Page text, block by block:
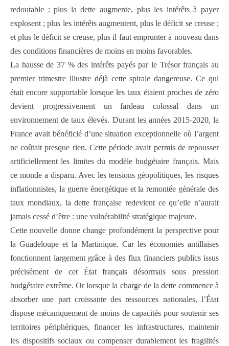
redoutable : plus la dette augmente, plus les intérêts à payer
explosent ; plus les intérêts augmentent, plus le déficit se creuse ;
et plus le déficit se creuse, plus il faut emprunter à nouveau dans
des conditions financières de moins en moins favorables.
La hausse de 37 % des intérêts payés par le Trésor français au
premier trimestre illustre déjà cette spirale dangereuse. Ce qui
était encore supportable lorsque les taux étaient proches de zéro
devient progressivement un fardeau colossal dans un
environnement de taux élevés. Durant les années 2015-2020, la
France avait bénéficié d’une situation exceptionnelle où l’argent
ne coûtait presque rien. Cette période avait permis de repousser
artificiellement les limites du modèle budgétaire français. Mais
ce monde a disparu. Avec les tensions géopolitiques, les risques
inflationnistes, la guerre énergétique et la remontée générale des
taux mondiaux, la dette française redevient ce qu’elle n’aurait
jamais cessé d’être : une vulnérabilité stratégique majeure.
Cette nouvelle donne change profondément la perspective pour
la Guadeloupe et la Martinique. Car les économies antillaises
fonctionnent largement grâce à des flux financiers publics issus
précisément de cet État français désormais sous pression
budgétaire extrême. Or lorsque la charge de la dette commence à
absorber une part croissante des ressources nationales, l’État
dispose mécaniquement de moins de capacités pour soutenir ses
territoires périphériques, financer les infrastructures, maintenir
les dispositifs sociaux ou compenser durablement les fragilités